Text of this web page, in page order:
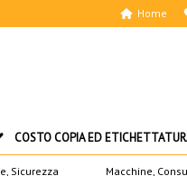
Home
Sicurezza Macchine,
COSTO COPIA ED